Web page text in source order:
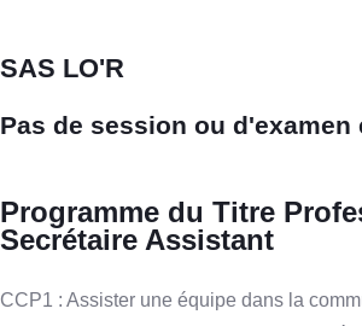
SAS LO'R
Pas de session ou d'examen
Programme du Titre
Secrétaire Assistant
CCP1 : Assister une équipe dans la